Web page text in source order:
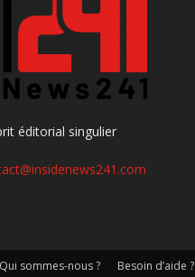
éditorial singulier
Qui sommes-nous ? Besoin d’aide ?